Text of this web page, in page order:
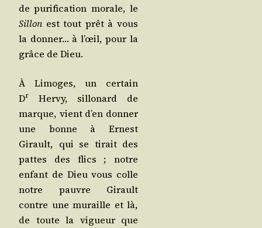
de puri­fi­ca­tion morale, le
Sillon est tout prêt à vous
la don­ner… à l’œil, pour la
grâce de Dieu.
À Limoges, un cer­tain
Dr
Her­vy, sillo­nard de
marque, vient d’en don­ner
une bonne à Ernest
Girault, qui se tirait des
pattes des flics ; notre
enfant de Dieu vous colle
notre pauvre Girault
contre une muraille et là,
de toute la vigueur que